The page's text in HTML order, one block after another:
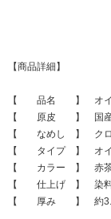
【商品詳細】
【 品名 】 オイル
【 原皮 】 国産
【 なめし 】 クロ
【 タイプ 】 オイ
【 カラー 】 赤
【 仕上げ 】 染料
【 厚み 】 約3.0